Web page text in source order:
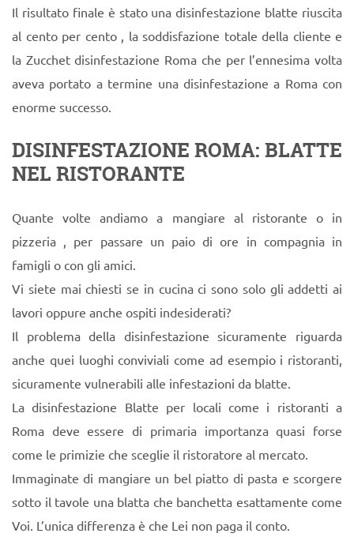
Il risultato finale è stato una disinfestazione blatte riuscita
al cento per cento , la soddisfazione totale della cliente e
la Zucchet disinfestazione Roma che per l’ennesima volta
aveva portato a termine una disinfestazione a Roma con
enorme successo.
DISINFESTAZIONE ROMA: BLATTE
NEL RISTORANTE
Quante volte andiamo a mangiare al ristorante o in
pizzeria , per passare un paio di ore in compagnia in
famigli o con gli amici.
Vi siete mai chiesti se in cucina ci sono solo gli addetti ai
lavori oppure anche ospiti indesiderati?
Il problema della disinfestazione sicuramente riguarda
anche quei luoghi conviviali come ad esempio i ristoranti,
sicuramente vulnerabili alle infestazioni da blatte.
La disinfestazione Blatte per locali come i ristoranti a
Roma deve essere di primaria importanza quasi forse
come le primizie che sceglie il ristoratore al mercato.
Immaginate di mangiare un bel piatto di pasta e scorgere
sotto il tavole una blatta che banchetta esattamente come
Voi. L’unica differenza è che Lei non paga il conto.